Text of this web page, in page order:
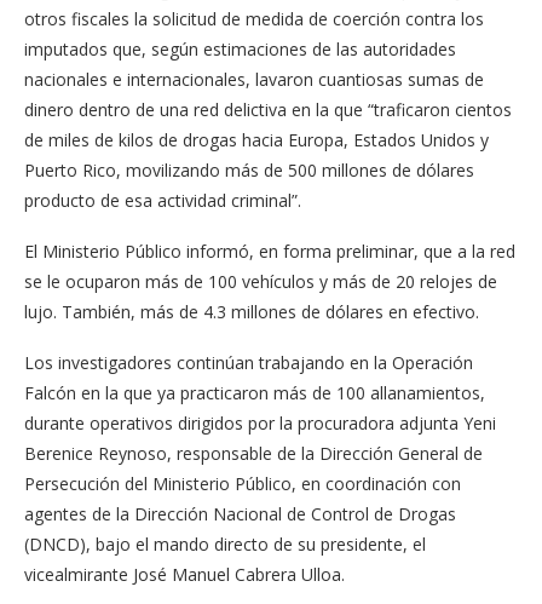
otros fiscales la solicitud de medida de coerción contra los
imputados que, según estimaciones de las autoridades
nacionales e internacionales, lavaron cuantiosas sumas de
dinero dentro de una red delictiva en la que “traficaron cientos
de miles de kilos de drogas hacia Europa, Estados Unidos y
Puerto Rico, movilizando más de 500 millones de dólares
producto de esa actividad criminal”.
El Ministerio Público informó, en forma preliminar, que a la red
se le ocuparon más de 100 vehículos y más de 20 relojes de
lujo. También, más de 4.3 millones de dólares en efectivo.
Los investigadores continúan trabajando en la Operación
Falcón en la que ya practicaron más de 100 allanamientos,
durante operativos dirigidos por la procuradora adjunta Yeni
Berenice Reynoso, responsable de la Dirección General de
Persecución del Ministerio Público, en coordinación con
agentes de la Dirección Nacional de Control de Drogas
(DNCD), bajo el mando directo de su presidente, el
vicealmirante José Manuel Cabrera Ulloa.